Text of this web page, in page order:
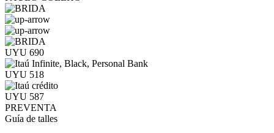
UYU 690
UYU 518
UYU 587
PREVENTA
Guía de talles